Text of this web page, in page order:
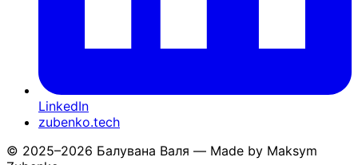
LinkedIn
zubenko.tech
© 2025–2026 Балувана Валя — Made by Maksym